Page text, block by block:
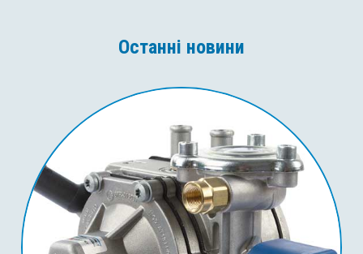
Останні новини